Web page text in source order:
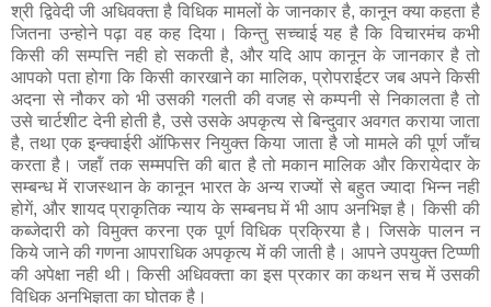
श्री द्विवेदी जी अधिवक्‍ता है विधिक मामलों के जानकार है, कानून क्‍या कहता है
जितना उन्‍होने पढ़ा वह कह दिया। किन्‍तु सच्‍चाई यह है कि विचारमंच कभी
किसी की सम्‍पत्ति नही हो सकती है, और यदि आप कानून के जानकार है तो
आपको पता होगा कि किसी कारखाने का मालिक, प्रोपराईटर जब अपने किसी
अदना से नौकर को भी उसकी गलती की वजह से कम्‍पनी से निकालता है तो
उसे चार्टशीट देनी होती है, उसे उसके अपकृत्‍य से बिन्‍दुवार अवगत कराया जाता
है, तथा एक इन्‍क्‍वाईरी ऑफिसर नियुक्‍त किया जाता है जो मामले की पूर्ण जॉंच
करता है। जहॉं तक सम्म‍पत्ति की बात है तो मकान मालिक और किरायेदार के
सम्‍बन्‍ध में राजस्‍थान के कानून भारत के अन्‍य राज्‍यों से बहुत ज्‍यादा भिन्‍न नही
होगें, और शायद प्राकृतिक न्‍याय के सम्‍बनघ में भी आप अ‍नभिज्ञ है। किसी की
कब्‍जेदारी को वि‍मुक्‍त करना एक पूर्ण विधिक प्रक्रिया है। जिसके पालन न
किये जाने की गणना आपराधिक अपकृत्‍य में की जाती है। आपने उपयुक्‍त टिप्‍प्‍णी
की अपेक्षा नही थी। किसी अधिवक्‍ता का इस प्रकार का कथन सच में उसकी
विधिक अनभिज्ञता का घोतक है।